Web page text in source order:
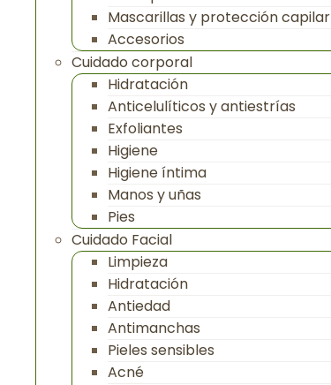
Mascarillas y protección capilar
Accesorios
Cuidado corporal
Hidratación
Anticelulíticos y antiestrías
Exfoliantes
Higiene
Higiene íntima
Manos y uñas
Pies
Cuidado Facial
Limpieza
Hidratación
Antiedad
Antimanchas
Pieles sensibles
Acné